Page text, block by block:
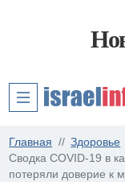
Главная
Здоровье
Сводка COVID-19 в
потеряли доверие к